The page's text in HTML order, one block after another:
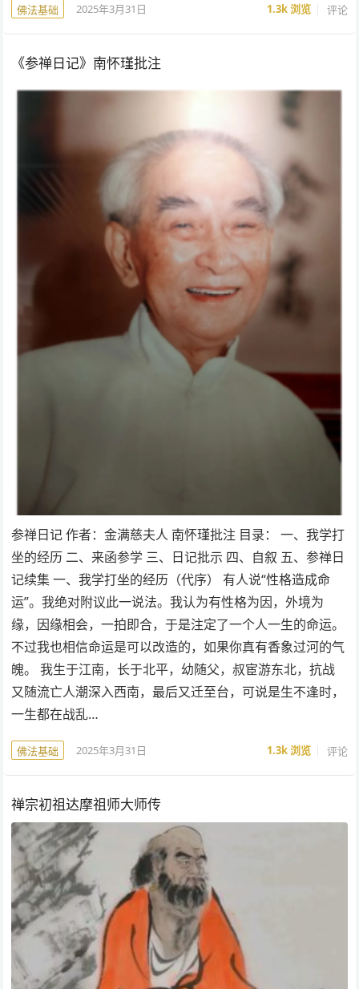
佛法基础 2025年3月31日 1.3k浏览 评论
《参禅日记》南怀瑾批注
参禅日记 作者：金满慈夫人 南怀瑾批注 目录： 一、我学打
坐的经历 二、来函参学 三、日记批示 四、自叙 五、参禅日
记续集 一、我学打坐的经历（代序） 有人说“性格造成命
运”。我绝对附议此一说法。我认为有性格为因，外境为
缘，因缘相会，一拍即合，于是注定了一个人一生的命运。
不过我也相信命运是可以改造的，如果你真有香象过河的气
魄。 我生于江南，长于北平，幼随父，叔宦游东北，抗战
又随流亡人潮深入西南，最后又迁至台，可说是生不逢时，
一生都在战乱…
佛法基础 2025年3月31日 1.3k浏览 评论
禅宗初祖达摩祖师大师传